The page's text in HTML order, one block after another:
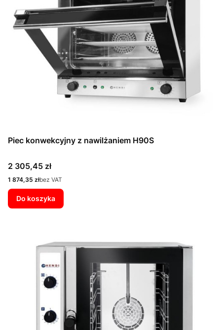
Piec konwekcyjny z nawilżaniem H90S
Cena
2 305,45 zł
Cena
1 874,35 złbez VAT
Do koszyka